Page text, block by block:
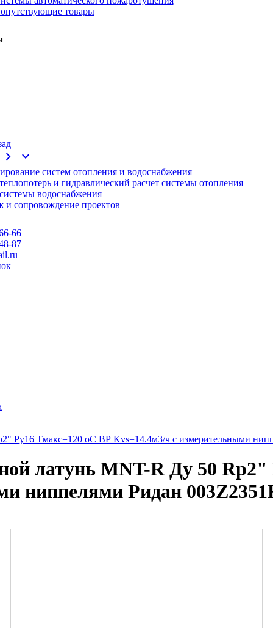
товары
chevron_right expand_more
систем отопления и водоснабжения
и гидравлический расчет системы отопления
водоснабжения
и сопровождение проектов
66
87
Ру16 Тмакс=120 оС ВР Kvs=14.4м3/ч с измерительными
латунь MNT-R Ду 50
ниппелями Ридан